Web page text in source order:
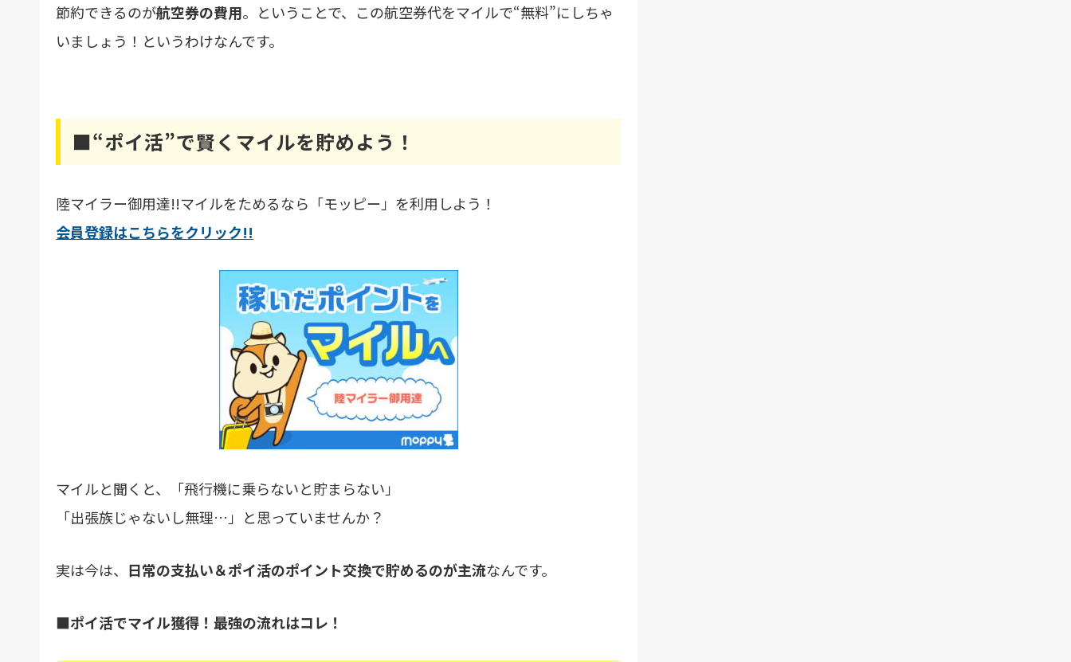
節約できるのが航空券の費用。ということで、この航空券代をマイルで“無料”にしちゃ
いましょう！というわけなんです。
■“ポイ活”で賢くマイルを貯めよう！
陸マイラー御用達!!マイルをためるなら「モッピー」を利用しよう！
会員登録はこちらをクリック!!
マイルと聞くと、「飛行機に乗らないと貯まらない」
「出張族じゃないし無理…」と思っていませんか？
実は今は、 日常の支払い＆ポイ活のポイント交換で貯めるのが主流なんです。
■ポイ活でマイル獲得！最強の流れはコレ！